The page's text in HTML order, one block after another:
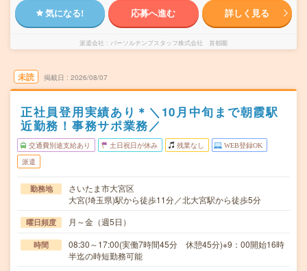
気になる! 応募へ進む 詳しく見る
派遣会社 パーソルテンプスタッフ株式会社 首都圏
未読 掲載日 2026/08/07
正社員登用実績あり＊＼10月中旬まで朝霞駅
近勤務！事務サポ業務／
交通費別途支給あり 土日祝日が休み 残業なし WEB登録OK
派遣
勤務地
さいたま市大宮区
大宮(埼玉県)駅から徒歩11分／北大宮駅から徒歩5分
曜日頻度 月～金（週5日）
時間
08:30～17:00(実働7時間45分 休憩45分)※9：00開始16時
半迄の時短勤務可能